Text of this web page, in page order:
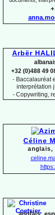
Arbër
+32 (0)488 49
- Baccalauréat
interprétation
- Copywriting,
Céline
anglais,